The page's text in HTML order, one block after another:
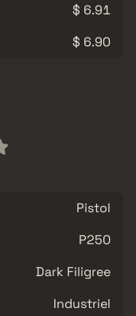
$ 6.91
$ 6.90
Pistol
P250
Dark Filigree
Industriel